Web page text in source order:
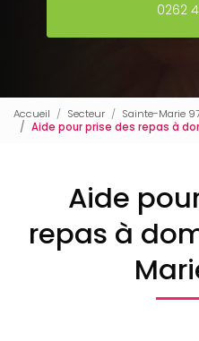
0262
Accueil Secteur
Sainte-Marie
Aide pour prise des repas à
Aide
repas à